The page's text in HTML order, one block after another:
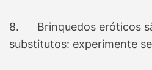
8. Brinquedos eróticos
substitutos: experimente